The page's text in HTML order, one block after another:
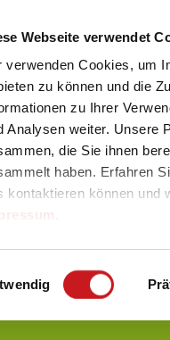
Webseite verwendet
verwenden Cookies, um
zu können und die
zu Ihrer
Analysen weiter. Unsere
die Sie ihnen
haben. Erfahren
kontaktieren können und